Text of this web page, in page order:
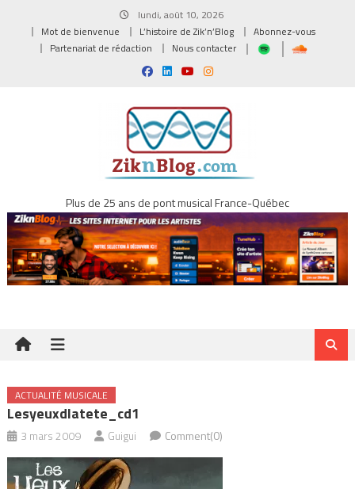
lundi, août 10, 2026
Mot de bienvenue
L’histoire de Zik’n’Blog
Abonnez-vous
Partenariat de rédaction
Nous contacter
Plus de 25 ans de pont musical France-Québec
ACTUALITÉ MUSICALE
Lesyeuxdlatete_cd1
3 mars 2009 Guigui Comment(0)